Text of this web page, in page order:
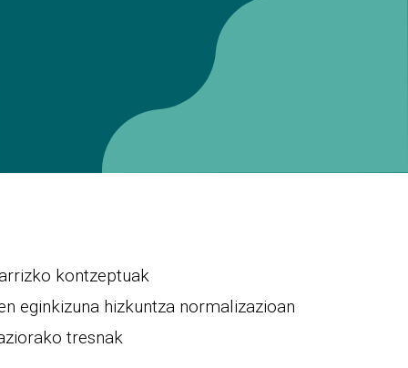
kontzeptuak
eginkizuna hizkuntza normalizazioan
tresnak